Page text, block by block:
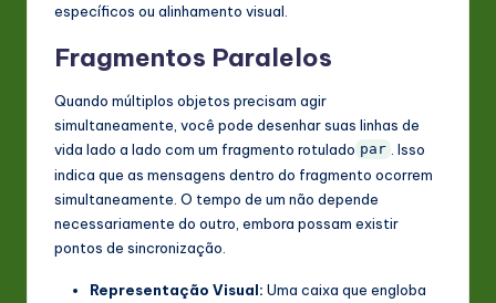
específicos ou alinhamento visual.
Fragmentos Paralelos
Quando múltiplos objetos precisam agir
simultaneamente, você pode desenhar suas linhas de
vida lado a lado com um fragmento rotulado par
. Isso
indica que as mensagens dentro do fragmento ocorrem
simultaneamente. O tempo de um não depende
necessariamente do outro, embora possam existir
pontos de sincronização.
Representação Visual: Uma caixa que engloba